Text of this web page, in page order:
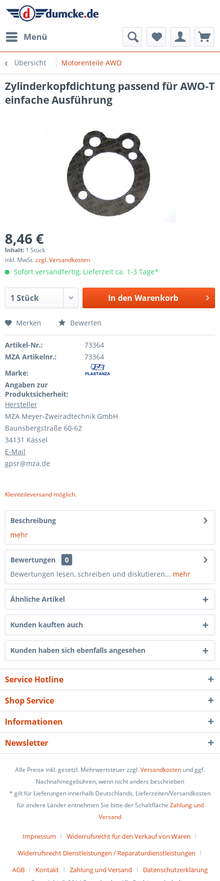
Menü
Übersicht Motorenteile AWO
Zylinderkopfdichtung passend für AWO-T
einfache Ausführung
8,46 €
Inhalt: 1 Stück
inkl. MwSt.zzgl. Versandkosten
Sofort versandfertig, Lieferzeit ca. 1-3 Tage*
In den Warenkorb
Merken Bewerten
Artikel-Nr.:
73364
MZA Artikelnr.:
73364
Marke:
Angaben zur
Produktsicherheit:
Hersteller
MZA Meyer-Zweiradtechnik GmbH
Baunsbergstraße 60-62
34131 Kassel
E-Mail
gpsr@mza.de
Kleinteileversand möglich.
Beschreibung
mehr
Bewertungen
0
Bewertungen lesen, schreiben und diskutieren... mehr
Ähnliche Artikel
Kunden kauften auch
Kunden haben sich ebenfalls angesehen
Service Hotline
Shop Service
Informationen
Newsletter
Alle Preise inkl. gesetzl. Mehrwertsteuer zzgl.Versandkosten und ggf.
Nachnahmegebühren, wenn nicht anders beschrieben
* gilt für Lieferungen innerhalb Deutschlands, Lieferzeiten/Versandkosten
für andere Länder entnehmen Sie bitte der Schaltfläche Zahlung und
Versand
Impressum
Widerrufsrecht für den Verkauf von Waren
Widerrufsrecht Dienstleistungen / Reparaturdienstleistungen
AGB
Kontakt Zahlung und Versand
Datenschutzerklärung